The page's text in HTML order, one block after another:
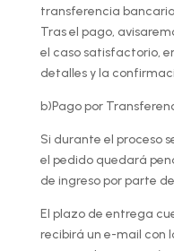
transferencia
Tras el pago,
el caso satisfactorio,
detalles y la
b)Pago por
Si durante el proceso
el pedido quedará
de ingreso por parte
El plazo de entrega
recibirá un e-mail con